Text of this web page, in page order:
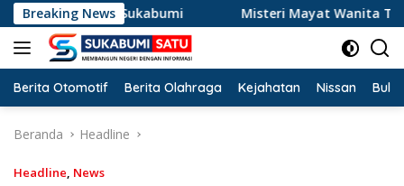
Langsung
ke
konten
Breaking News
Sukabumi Misteri Mayat Wanita Tanpa Atasan di
Berita Otomotif Berita Olahraga Kejahatan Nissan
Beranda Headline
Headline, News